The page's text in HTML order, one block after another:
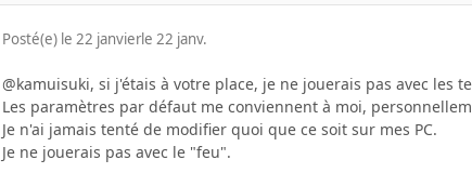
Posté(e) le 22 janvierle 22 janv.
@kamuisuki, si j'étais à votre place, je ne jouerais pas avec les
Les paramètres par défaut me conviennent à moi,
Je n'ai jamais tenté de modifier quoi que ce soit sur mes PC.
Je ne jouerais pas avec le "feu".